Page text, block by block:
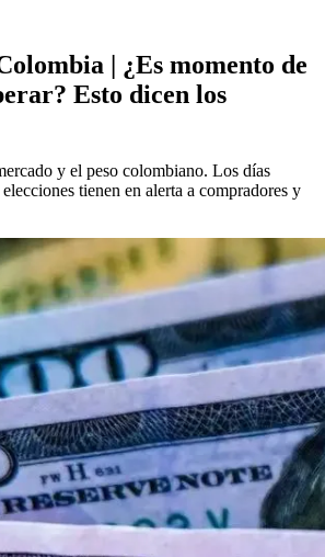
| ¿Es momento de
Esto dicen los
y el peso colombiano. Los días
tienen en alerta a compradores y